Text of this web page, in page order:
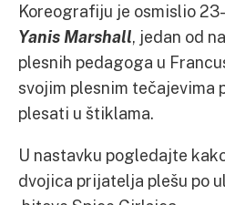
Koreografiju je osmislio
Yanis Marshall, jedan od
plesnih pedagoga u
svojim plesnim tečajevima
plesati u štiklama.
U nastavku pogledajte
dvojica prijatelja plešu po